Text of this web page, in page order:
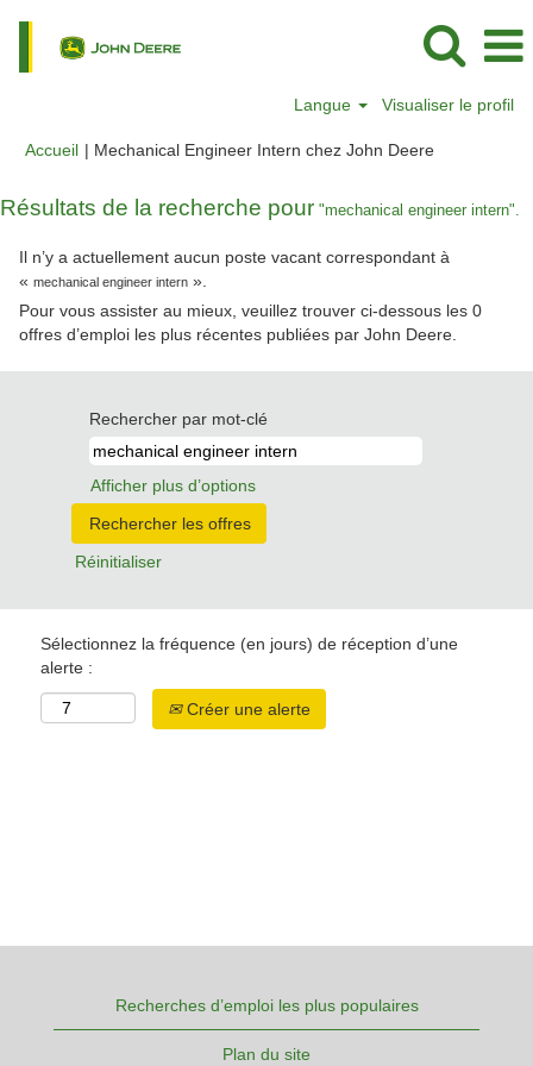
Langue Visualiser le profil
Accueil | Mechanical Engineer Intern chez John Deere(page
Résultats de la recherche pour "mechanical engineer intern".
Il n’y a actuellement aucun poste vacant correspondant à
« mechanical engineer intern ».
Pour vous assister au mieux, veuillez trouver ci-dessous les 0
offres d’emploi les plus récentes publiées par John Deere.
Rechercher par mot-clé
Afficher plus d’options
Réinitialiser
Sélectionnez la fréquence (en jours) de réception d’une
alerte :
Créer une alerte
Recherches d’emploi les plus populaires
Plan du site